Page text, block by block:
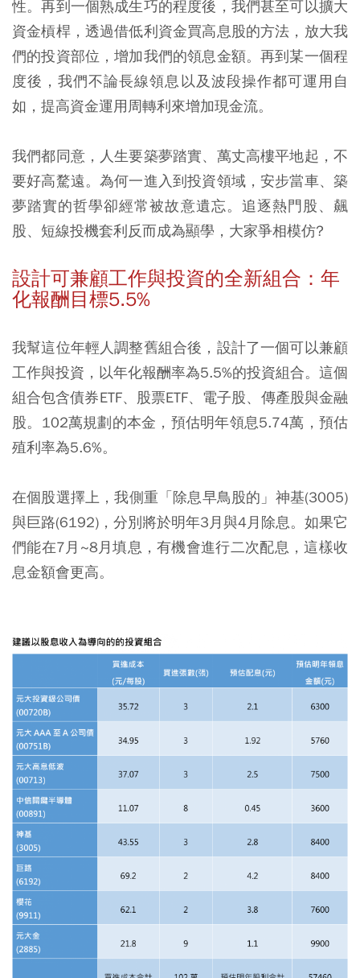
性。再到一個熟成生巧的程度後，我們甚至可以擴大
資金槓桿，透過借低利資金買高息股的方法，放大我
們的投資部位，增加我們的領息金額。再到某一個程
度後，我們不論長線領息以及波段操作都可運用自
如，提高資金運用周轉利來增加現金流。
我們都同意，人生要築夢踏實、萬丈高樓平地起，不
要好高騖遠。為何一進入到投資領域，安步當車、築
夢踏實的哲學卻經常被故意遺忘。追逐熱門股、飆
股、短線投機套利反而成為顯學，大家爭相模仿?
設計可兼顧工作與投資的全新組合：年
化報酬目標5.5%
我幫這位年輕人調整舊組合後，設計了一個可以兼顧
工作與投資，以年化報酬率為5.5%的投資組合。這個
組合包含債券ETF、股票ETF、電子股、傳產股與金融
股。102萬規劃的本金，預估明年領息5.74萬，預估
殖利率為5.6%。
在個股選擇上，我側重「除息早鳥股的」神基(3005)
與巨路(6192)，分別將於明年3月與4月除息。如果它
們能在7月~8月填息，有機會進行二次配息，這樣收
息金額會更高。